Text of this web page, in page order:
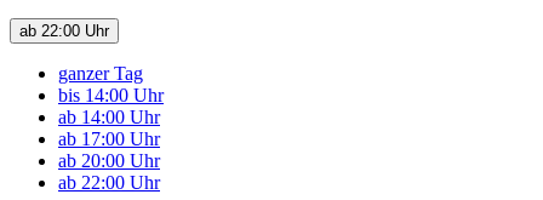
ab 22:00 Uhr
ganzer Tag
bis 14:00 Uhr
ab 14:00 Uhr
ab 17:00 Uhr
ab 20:00 Uhr
ab 22:00 Uhr